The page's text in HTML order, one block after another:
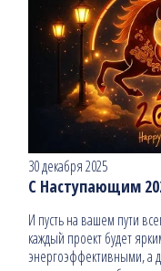
30 декабря 2025
С Наступающим
И пусть на вашем пути
каждый проект будет
энергоэффективными, а